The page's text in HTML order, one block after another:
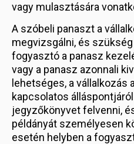
vagy mulasztására
A szóbeli panaszt a
megvizsgálni, és
fogyasztó a panasz
vagy a panasz azonnali
lehetséges, a vállalkozás
kapcsolatos
jegyzőkönyvet felvenni,
példányát személyesen
esetén helyben a